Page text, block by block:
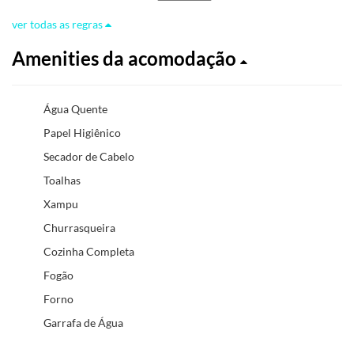
ver todas as regras
Amenities da acomodação
Água Quente
Papel Higiênico
Secador de Cabelo
Toalhas
Xampu
Churrasqueira
Cozinha Completa
Fogão
Forno
Garrafa de Água